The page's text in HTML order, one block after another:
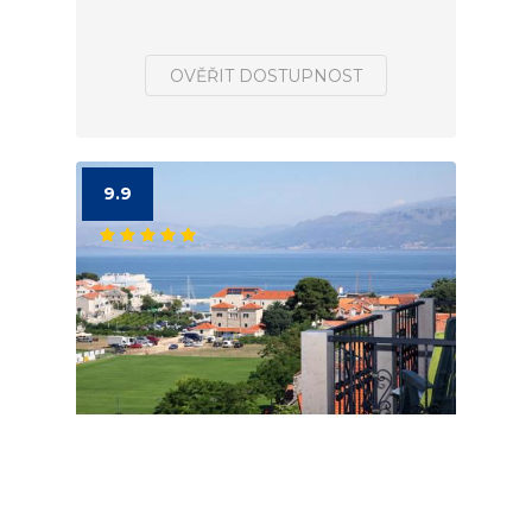
OVĚŘIT DOSTUPNOST
9.9